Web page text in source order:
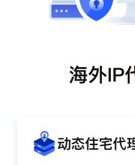
海外IP
动态住宅代